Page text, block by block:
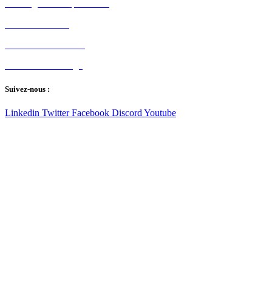
Suivez-nous :
Linkedin Twitter Facebook Discord Youtube